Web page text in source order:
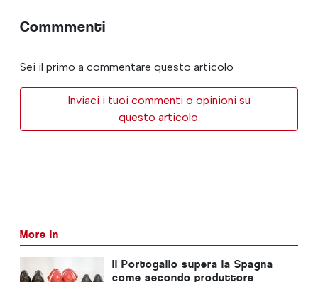
Commmenti
Sei il primo a commentare questo articolo
Inviaci i tuoi commenti o opinioni su
questo articolo.
More in
Il Portogallo supera la Spagna
come secondo produttore